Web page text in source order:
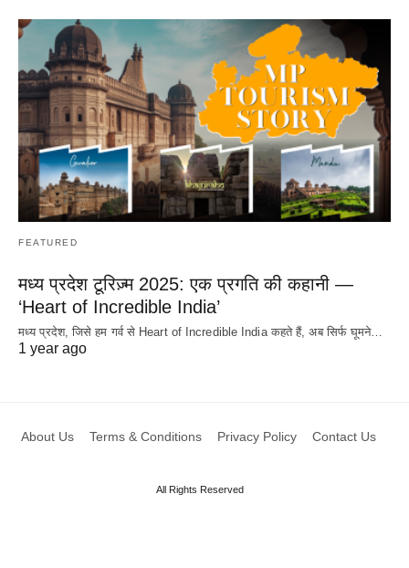
FEATURED
मध्य प्रदेश टूरिज़्म 2025: एक प्रगति की कहानी —
‘Heart of Incredible India’
मध्य प्रदेश, जिसे हम गर्व से Heart of Incredible India कहते हैं, अब सिर्फ घूमने…
1 year ago
About Us Terms & Conditions Privacy Policy Contact Us
All Rights Reserved